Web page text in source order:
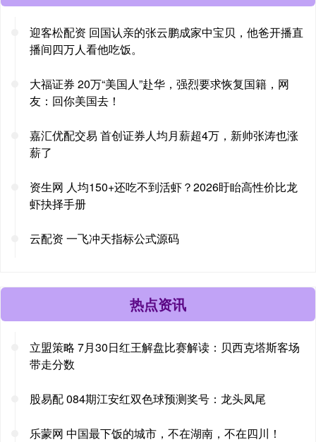
迎客松配资 回国认亲的张云鹏成家中宝贝，他爸开播直
播间四万人看他吃饭。
大福证券 20万“美国人”赴华，强烈要求恢复国籍，网
友：回你美国去！
嘉汇优配交易 首创证券人均月薪超4万，新帅张涛也涨
薪了
资生网 人均150+还吃不到活虾？2026盱眙高性价比龙
虾抉择手册
云配资 一飞冲天指标公式源码
热点资讯
立盟策略 7月30日红王解盘比赛解读：贝西克塔斯客场
带走分数
股易配 084期江安红双色球预测奖号：龙头凤尾
乐蒙网 中国最下饭的城市，不在湖南，不在四川！